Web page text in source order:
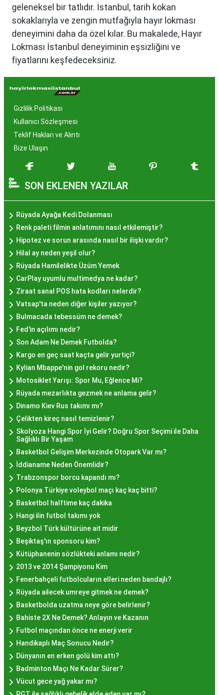
geleneksel bir tatlıdır. İstanbul, tarih kokan
sokaklarıyla ve zengin mutfağıyla hayır lokması
deneyimini daha da özel kılar. Bu makalede, Hayır
Lokması İstanbul deneyiminin eşsizliğini ve
fiyatlarını keşfedeceksiniz.
Hayır Lokması İstanbul'da
Neden Popüler?
İstanbul, tarih ve kültür mirasıyla öne çıkan bir
şehir olmasıyla birlikte, geleneksel lezzetlerle de
zenginleşmiştir. Hayır lokması, özel günlerde
hazırlanan ve lezzetiyle damaklarda unutulmaz
izler bırakan bir tatlıdır. İstanbul'da popüler
olmasının arkasında bu eşsiz lezzetin herkesi
cezbetmesi ve geleneksel dokunuşlarla
hazırlanması yatmaktadır.
Hayır Lokması İstanbul'da
Nerede Bulunur?
İstanbul genelinde birçok yerel işletme ve
tatları sevenler için Sultanahmet, Eminönü, ve
Eyüp gibi tarihi semtlerdeki lokantalarda Hayır
Lokması deneyimi daha da özel olabilir. Ayrıca,
Beyoğlu, Kadıköy, ve Beşiktaş gibi modern
semtlerde de bu lezzeti bulabilirsiniz.
Hayır Lokması Fiyatları
İstanbul'da Nasıl?
Hayır lokması fiyatları İstanbul
mekanlara ve sunulan hizmete göre değişiklik
gösterir. Genellikle porsiyon bazında satılan hayır
lokmalarının fiyatları uygun olup, lezzetin
kalitesiyle uyumlu bir deneyim sunar. İstanbul'da
farklı mekanlarda çeşitli fiyat seçeneklerini
değerlendirerek, bütçenize uygun bir hayır lokması
bulabilirsiniz.
Hayır Lokması İstanbul
Deneyiminde Nelere Dikkat
Edilmeli?
İstanbul'da hayır lokması deneyimini daha özel
kılmak için birkaç öneri:
Geleneksel Mekanları Tercih Edin:
semtlerdeki geleneksel pastanelerde hayır
lokması deneyimi daha otantik olabilir.
Yerel Tavsiyelere Kulak Verin:
yaşayanların önerilerini değerlendirerek en iyi
hayır lokması mekanlarını keşfedin.
Gizlilik Politikası
Kullanıcı Sözleşmesi
Teklif Hakları ve Alıntı
Bize Ulaşın
SON EKLENEN YAZILAR
Rüyada Ayağa Kedi Dolanması
Renk paleti filmin anlatımını nasıl etkilemiştir?
Hipotez ve sorun arasında nasıl bir ilişki vardır?
Hilal ay neden yeşil olur?
Rüyada Hamilelikte Üzüm Yemek
CarPlay uyumlu multimedya ne kadar?
Ziraat sanal POS hata kodları nelerdir?
Vatsap'ta neden diğer kişiler yazıyor?
Bulmacada tebessüm ne demek?
Fed'in açılımı nedir?
Son Adam Ne Demek Futbolda?
Kargo en geç saat kaçta gelir yurtiçi?
Kylian Mbappe'nin gol rekoru nedir?
Motosiklet Yarışı: Spor Mu, Eğlence Mi?
Rüyada mezarlıkta gezmek ne anlama gelir?
Dinamo Kiev Rus takımı mı?
Çelikten kireç nasıl temizlenir?
Skolyoza Hangi Spor İyi Gelir? Doğru Spor Seçimi ile Daha
Sağlıklı Bir Yaşam
Basketbol Gelişim Merkezinde Otopark Var mı?
İddianame Neden Önemlidir?
Trabzonspor borcu kapandı mı?
Polonya Türkiye voleybol maçı kaç kaç bitti?
Basketbol halftime kaç dakika
Hangi ilin futbol takımı yok
Beyzbol Türk kültürüne ait midir
Beşiktaş'ın sponsoru kim?
Kütüphanenin sözlükteki anlamı nedir?
2013 ve 2014 Şampiyonu Kim
Fenerbahçeli futbolcuların elleri neden bandajlı?
Rüyada ailecek umreye gitmek ne demek?
Basketbolda uzatma neye göre belirlenir?
Bahiste 2X Ne Demek? Anlayın ve Kazanın
Futbol maçından önce ne enerji verir
Handikaplı Maç Sonucu Nedir?
Dünyanın en erken golü kim attı?
Badminton Maçı Ne Kadar Sürer?
Vücut gece yağ yakar mı?